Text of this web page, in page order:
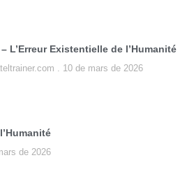
L’Erreur Existentielle de l’Humanité
10 de mars de 2026
de 2026